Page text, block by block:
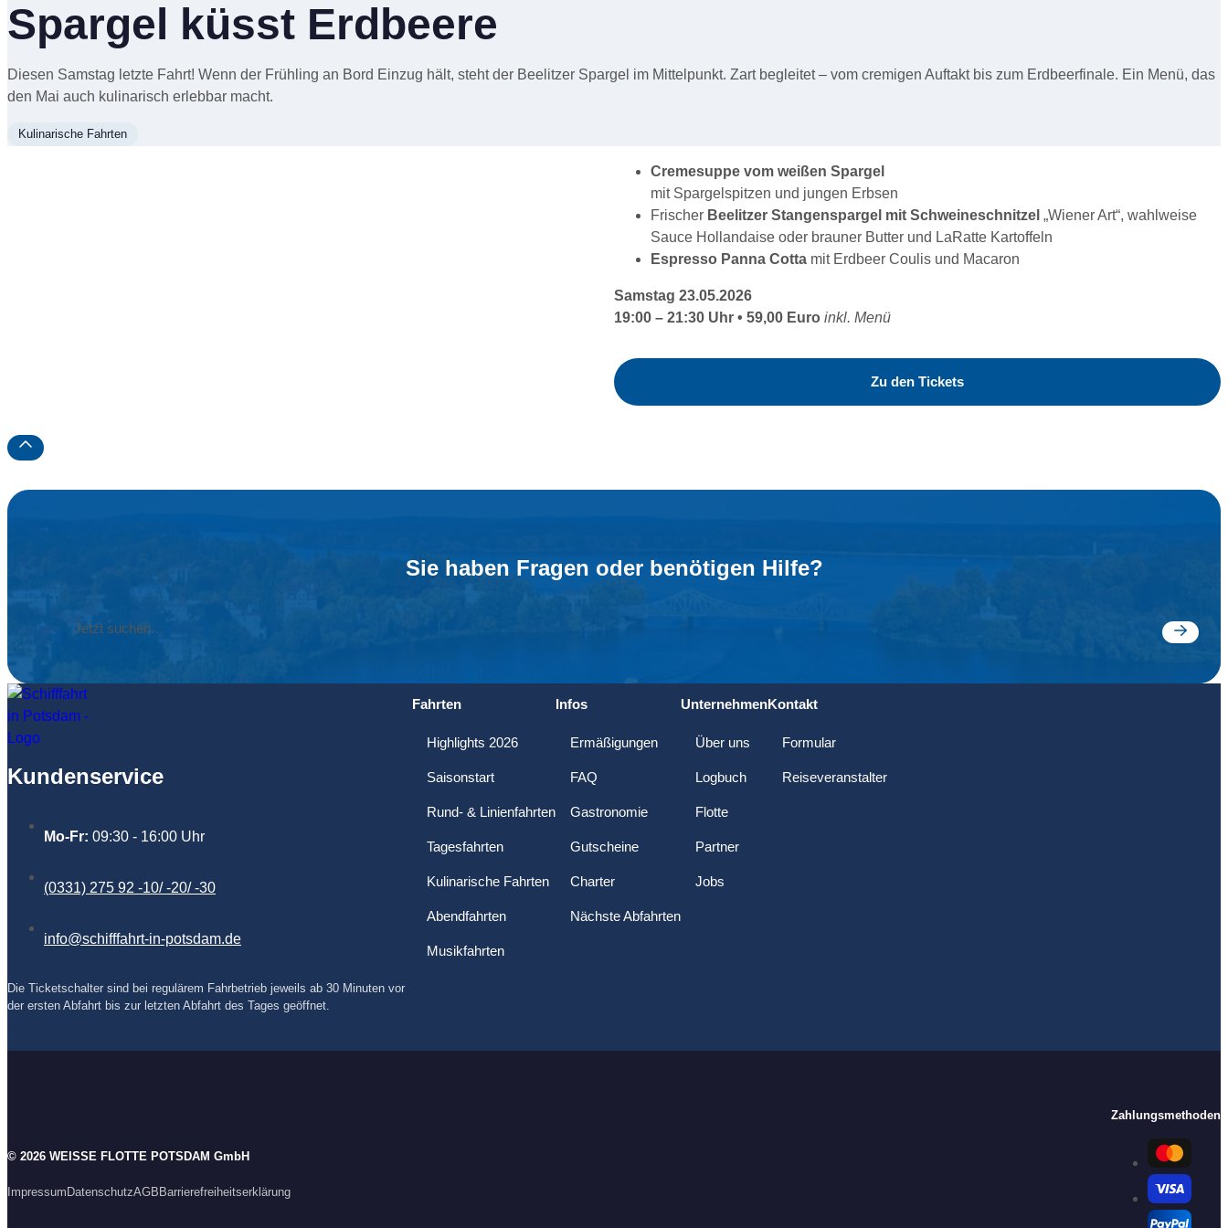
Spargel küsst Erdbeere
Diesen Samstag letzte Fahrt! Wenn der Frühling an Bord Einzug hält, steht der Beelitzer Spargel im Mittelpunkt. Zart begleitet – vom cremigen Auftakt bis zum Erdbeerfinale. Ein Menü, das
den Mai auch kulinarisch erlebbar macht.
Kulinarische Fahrten
Cremesuppe vom weißen Spargel
mit Spargelspitzen und jungen Erbsen
Frischer Beelitzer Stangenspargel mit Schweineschnitzel „Wiener Art“, wahlweise
Sauce Hollandaise oder brauner Butter und LaRatte Kartoffeln
Espresso Panna Cotta mit Erdbeer Coulis und Macaron
Samstag 23.05.2026
19:00 – 21:30 Uhr • 59,00 Euro inkl. Menü
Zu den Tickets
Label
Sie haben Fragen oder benötigen Hilfe?
Jetzt
Kundenservice
Mo-Fr: 09:30 - 16:00 Uhr
(0331) 275 92 -10/ -20/ -30
info@schifffahrt-in-potsdam.de
Die Ticketschalter sind bei regulärem Fahrbetrieb jeweils ab 30 Minuten vor
der ersten Abfahrt bis zur letzten Abfahrt des Tages geöffnet.
F
o
k
I
g
a
Y
b
Fahrten
Highlights 2026
Saisonstart
Rund- & Linienfahrten
Tagesfahrten
Kulinarische Fahrten
Abendfahrten
Musikfahrten
Infos
Ermäßigungen
FAQ
Gastronomie
Gutscheine
Charter
Nächste Abfahrten
Unternehmen
Über uns
Logbuch
Flotte
Partner
Jobs
Kontakt
Formular
Reiseveranstalter
© 2026 WEISSE FLOTTE POTSDAM GmbH
Impressum DatenschutzAGB Barrierefreiheitserklärung
Zahlungsmethoden